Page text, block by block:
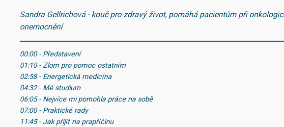
Sandra Gellrichová - kouč pro zdravý život, pomáhá pacientům při
onemocnění
00:00 - Představení
01:10 - Zlom pro pomoc ostatním
02:58 - Energetická medicína
04:32 - Mé studium
06:05 - Nejvíce mi pomohla práce na sobě
07:00 - Praktické rady
11:45 - Jak přijít na prapříčinu